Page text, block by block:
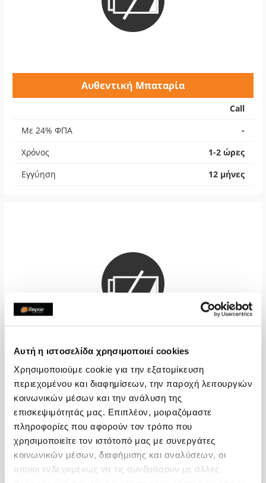
Αυτή η ιστοσελίδα χρησιμοποιεί cookies
Χρησιμοποιούμε cookie για την εξατομίκευση
περιεχομένου και διαφημίσεων, την παροχή λειτουργιών
κοινωνικών μέσων και την ανάλυση της
επισκεψιμότητάς μας. Επιπλέον, μοιραζόμαστε
πληροφορίες που αφορούν τον τρόπο που
χρησιμοποιείτε τον ιστότοπό μας με συνεργάτες
κοινωνικών μέσων, διαφήμισης και αναλύσεων, οι
οποίοι ενδεχομένως να τις συνδυάσουν με άλλες
Αυθεντική Μπαταρία
Call
Με 24% ΦΠΑ
-
Χρόνος
1-2 ώρες
Εγγύηση
12 μήνες
Μπαταρία Premium
Call
Με 24% ΦΠΑ
Χρόνος
Εγγύηση
12 μήνες